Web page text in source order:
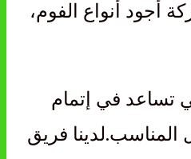
أجود أنواع الفوم،
تساعد في إتمام
المناسب.لدينا فريق